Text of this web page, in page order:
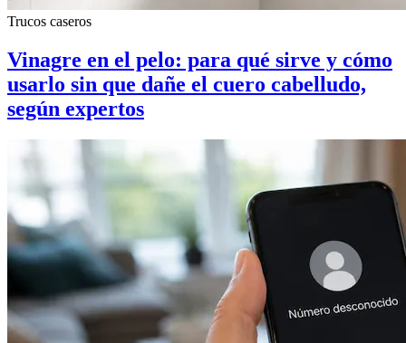
Trucos caseros
Vinagre en el pelo: para qué sirve y cómo
usarlo sin que dañe el cuero cabelludo,
según expertos